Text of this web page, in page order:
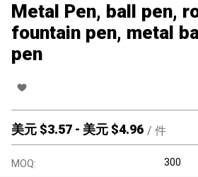
Metal Pen, ball pen,
fountain pen, metal
pen
美元 $3.57 - 美元 $4.96 / 件
MOQ: 300